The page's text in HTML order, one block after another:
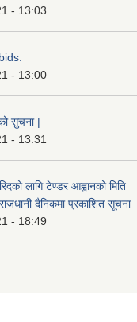
- 13:03
- 13:00
सुचना |
- 13:31
लागि टेण्डर आह्वानको मिति
दैनिकमा प्रकाशित सूचना
- 18:49